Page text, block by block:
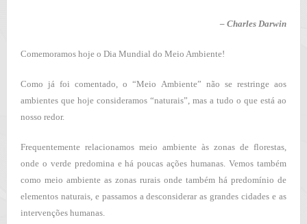
– Charles Darwin
Comemoramos hoje o Dia Mundial do Meio Ambiente!
Como já foi comentado, o “Meio Ambiente” não se restringe aos
ambientes que hoje consideramos “naturais”, mas a tudo o que está ao
nosso redor.
Frequentemente relacionamos meio ambiente às zonas de florestas,
onde o verde predomina e há poucas ações humanas. Vemos também
como meio ambiente as zonas rurais onde também há predomínio de
elementos naturais, e passamos a desconsiderar as grandes cidades e as
intervenções humanas.